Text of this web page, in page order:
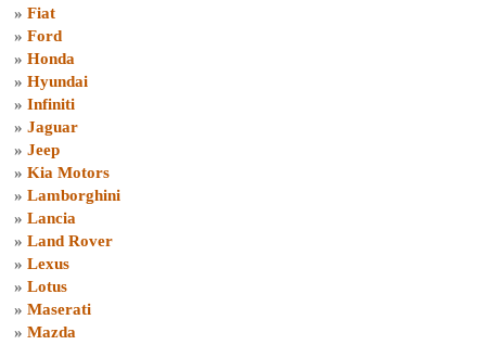
» Fiat
» Ford
» Honda
» Hyundai
» Infiniti
» Jaguar
» Jeep
» Kia Motors
» Lamborghini
» Lancia
» Land Rover
» Lexus
» Lotus
» Maserati
» Mazda